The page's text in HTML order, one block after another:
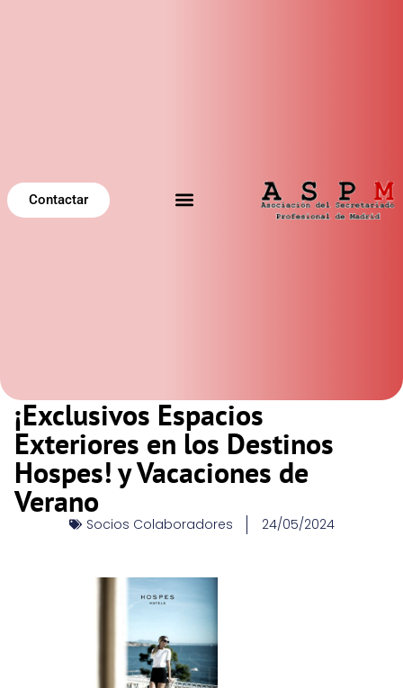
Contactar
¡Exclusivos Espacios
Exteriores en los Destinos
Hospes! y Vacaciones de
Verano
Socios Colaboradores 24/05/2024